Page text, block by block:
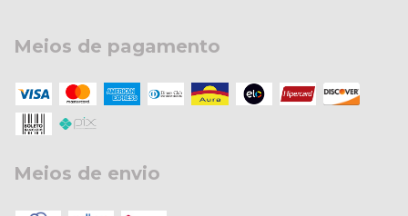
Meios de pagamento
Meios de envio